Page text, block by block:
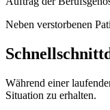
Neben verstorbenen
Während einer
Situation zu erhalten.